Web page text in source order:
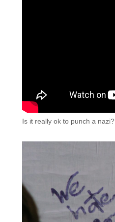
Is it really ok to punch a nazi?